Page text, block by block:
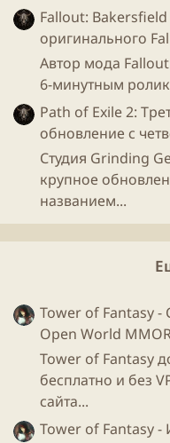
GOGдавно
периодически
connect , теперь
синхронизации. Я
отклик, представьте,
попытаются
Fallout:
оригинального
Автор мода
6-минутным
Path of Exile 2:
обновление с
Студия Grinding
крупное
названием...
Tower of Fantasy -
Open World
Tower of Fantasy
бесплатно и без
сайта...
Tower of Fantasy -